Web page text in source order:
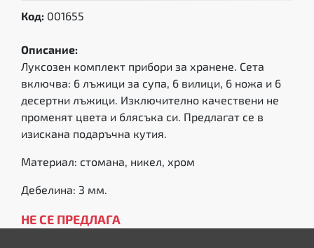
Код: 001655
Описание:
Луксозен комплект прибори за хранене. Сета
включва: 6 лъжици за супа, 6 вилици, 6 ножа и 6
десертни лъжици. Изключително качествени не
променят цвета и блясъка си. Предлагат се в
изискана подаръчна кутия.
Материал: стомана, никел, хром
Дебелина: 3 мм.
НЕ СЕ ПРЕДЛАГА